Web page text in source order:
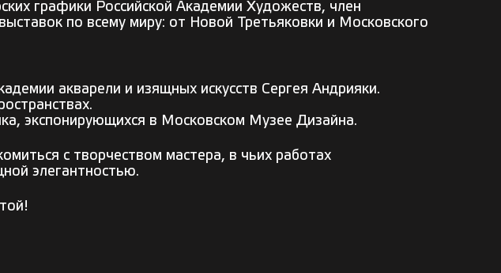
графики Российской Академии Художеств, член
по всему миру: от Новой Третьяковки и Московского
акварели и изящных искусств Сергея Андрияки.
экспонирующихся в Московском Музее Дизайна.
с творчеством мастера, в чьих работах
элегантностью.